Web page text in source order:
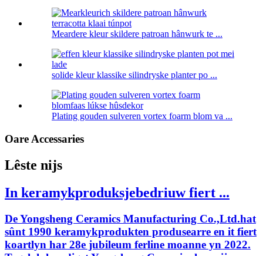
Meardere kleur skildere patroan hânwurk te ...
solide kleur klassike silindryske planter po ...
Plating gouden sulveren vortex foarm blom va ...
Oare Accessaries
Lêste nijs
In keramykproduksjebedriuw fiert ...
De Yongsheng Ceramics Manufacturing Co.,Ltd.hat
sûnt 1990 keramykprodukten produsearre en it fiert
koartlyn har 28e jubileum ferline moanne yn 2022.